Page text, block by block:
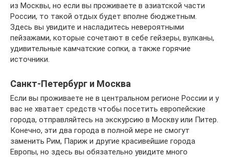
из Москвы, но если вы проживаете в азиатской части
России, то такой отдых будет вполне бюджетным.
Здесь вы увидите и насладитесь невероятными
пейзажами, которые сочетают в себе гейзеры, вулканы,
удивительные камчатские сопки, а также горячие
источники.
Санкт-Петербург и Москва
Если вы проживаете не в центральном регионе России и у
вас не хватает средств чтобы посетить европейские
города, отправляйтесь на экскурсию в Москву или Питер.
Конечно, эти два города в полной мере не смогут
заменить Рим, Париж и другие красивейшие города
Европы, но здесь вы обязательно увидите много